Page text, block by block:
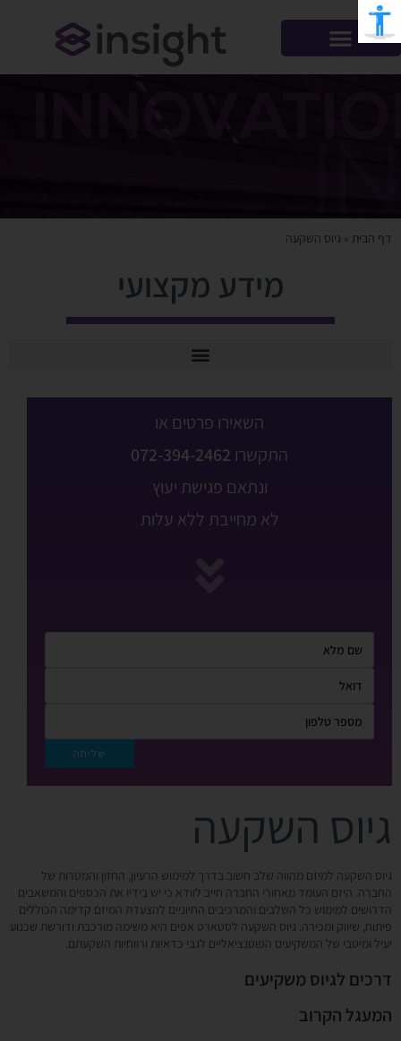
דף הבית » גיוס השקעה
מידע מקצועי
השאירו פרטים או
התקשרו 072-394-2462
ונתאם פגישת יעוץ
לא מחייבת ללא עלות
גיוס השקעה
גיוס השקעה למיזם מהווה שלב חשוב בדרך למימוש הרעיון, החזון והמטרות של
החברה. היזם העומד מאחורי החברה חייב לוודא כי יש בידיו את הכספים והמשאבים
הדרושים למימוש כל השלבים והמרכיבים החיוניים להצעדת המיזם קדימה הכוללים
פיתוח, שיווק ומכירה. גיוס השקעה לסטארט אפים היא משימה מורכבת ודורשת שכנוע
יעיל ומיטבי של המשקיעים הפוטנציאליים לגבי כדאיות ורווחיות השקעתם.
דרכים לגיוס משקיעים
המעגל הקרוב